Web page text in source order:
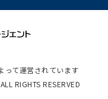
って運営されています
RIGHTS RESERVED